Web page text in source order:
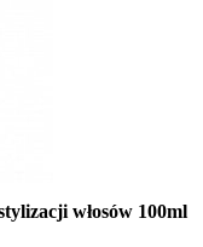
włosów 100ml